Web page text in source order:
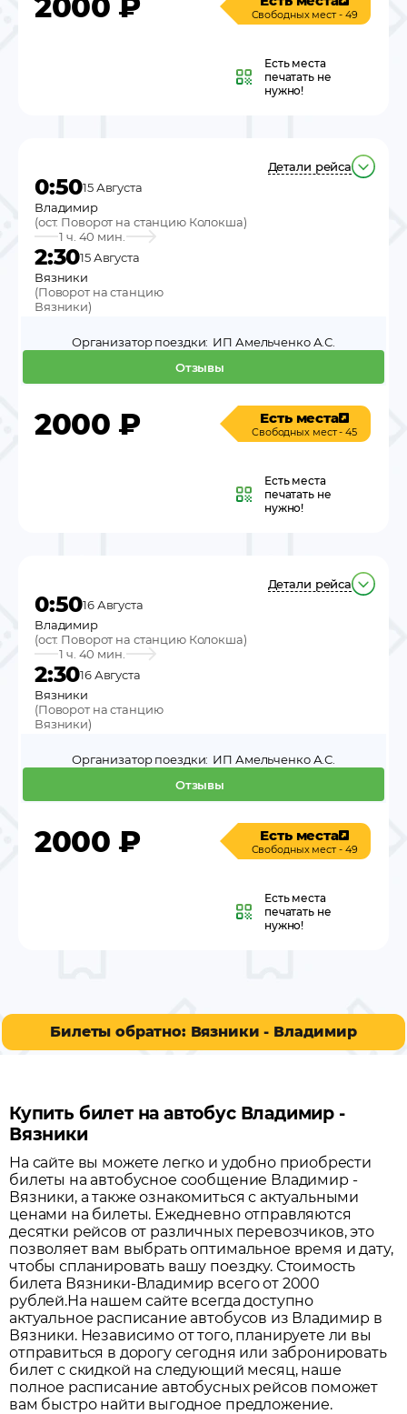
Свободных мест - 49
Есть места
печатать не
нужно!
Детали рейса
0:5015 Августа
Владимир
(ост. Поворот на станцию Колокша)
1 ч. 40 мин.
2:3015 Августа
Вязники
(Поворот на станцию
Вязники)
Отзывы
Организатор поездки: ИП Амельченко А.С.
2000 ₽ Есть места
Свободных мест - 45
Есть места
печатать не
нужно!
Детали рейса
0:5016 Августа
Владимир
(ост. Поворот на станцию Колокша)
1 ч. 40 мин.
2:3016 Августа
Вязники
(Поворот на станцию
Вязники)
Отзывы
Организатор поездки: ИП Амельченко А.С.
2000 ₽ Есть места
Свободных мест - 49
Есть места
печатать не
нужно!
Билеты обратно: Вязники - Владимир
Купить билет на автобус Владимир -
Вязники
На сайте вы можете легко и удобно приобрести
билеты на автобусное сообщение Владимир-
Вязники, а также ознакомиться с актуальными
ценами на билеты. Ежедневно отправляются
десятки рейсов от различных перевозчиков, это
позволяет вам выбрать оптимальное время и дату,
чтобы спланировать вашу поездку. Стоимость
билета Вязники-Владимир всего от 2000
рублей.На нашем сайте всегда доступно
актуальное расписание автобусов из Владимир в
Вязники. Независимо от того, планируете ли вы
отправиться в дорогу сегодня или забронировать
билет с скидкой на следующий месяц, наше
полное расписание автобусных рейсов поможет
вам быстро найти выгодное предложение.